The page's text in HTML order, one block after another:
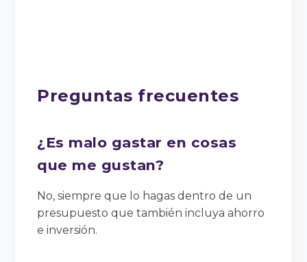
Preguntas frecuentes
¿Es malo gastar en cosas
que me gustan?
No, siempre que lo hagas dentro de un
presupuesto que también incluya ahorro
e inversión.